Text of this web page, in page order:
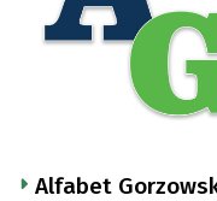
Alfabet